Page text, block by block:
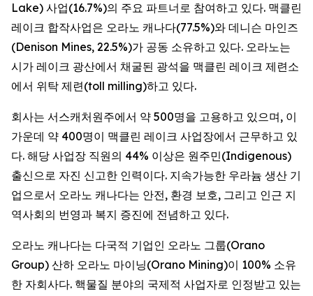
Lake) 사업(16.7%)의 주요 파트너로 참여하고 있다. 맥클린
레이크 합작사업은 오라노 캐나다(77.5%)와 데니슨 마인즈
(Denison Mines, 22.5%)가 공동 소유하고 있다. 오라노는
시가 레이크 광산에서 채굴된 광석을 맥클린 레이크 제련소
에서 위탁 제련(toll milling)하고 있다.
회사는 서스캐처원주에서 약 500명을 고용하고 있으며, 이
가운데 약 400명이 맥클린 레이크 사업장에서 근무하고 있
다. 해당 사업장 직원의 44% 이상은 원주민(Indigenous)
출신으로 자진 신고한 인력이다. 지속가능한 우라늄 생산 기
업으로서 오라노 캐나다는 안전, 환경 보호, 그리고 인근 지
역사회의 번영과 복지 증진에 전념하고 있다.
오라노 캐나다는 다국적 기업인 오라노 그룹(Orano
Group) 산하 오라노 마이닝(Orano Mining)이 100% 소유
한 자회사다. 핵물질 분야의 국제적 사업자로 인정받고 있는